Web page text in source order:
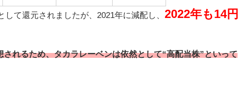
して還元されましたが、 2021年に減配し、 2022年も14円
れるため、タカラレーベンは依然として“高配当株”といって